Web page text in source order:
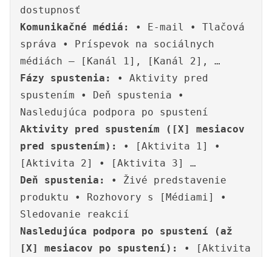
dostupnosť
Komunikačné médiá:
• E-mail • Tlačová
správa • Príspevok na sociálnych
médiách – [Kanál 1], [Kanál 2], …
Fázy spustenia:
• Aktivity pred
spustením • Deň spustenia •
Nasledujúca podpora po spustení
Aktivity pred spustením ([X] mesiacov
pred spustením):
• [Aktivita 1] •
[Aktivita 2] • [Aktivita 3] …
Deň spustenia:
• Živé predstavenie
produktu • Rozhovory s [Médiami] •
Sledovanie reakcií
Nasledujúca podpora po spustení (až
[X] mesiacov po spustení):
• [Aktivita